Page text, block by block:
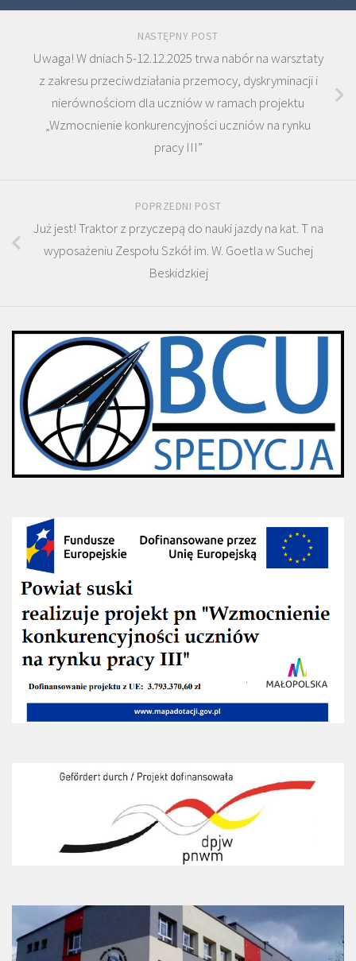
NASTĘPNY POST
Uwaga! W dniach 5-12.12.2025 trwa nabór na warsztaty
z zakresu przeciwdziałania przemocy, dyskryminacji i
nierównościom dla uczniów w ramach projektu
„Wzmocnienie konkurencyjności uczniów na rynku
pracy III”
POPRZEDNI POST
Już jest! Traktor z przyczepą do nauki jazdy na kat. T na
wyposażeniu Zespołu Szkół im. W. Goetla w Suchej
Beskidzkiej